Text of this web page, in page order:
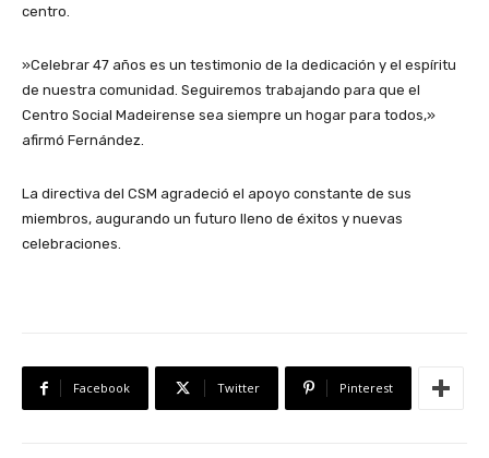
centro.
​»Celebrar 47 años es un testimonio de la dedicación y el espíritu
de nuestra comunidad. Seguiremos trabajando para que el
Centro Social Madeirense sea siempre un hogar para todos,»
afirmó Fernández.
​La directiva del CSM agradeció el apoyo constante de sus
miembros, augurando un futuro lleno de éxitos y nuevas
celebraciones.
Facebook Twitter Pinterest